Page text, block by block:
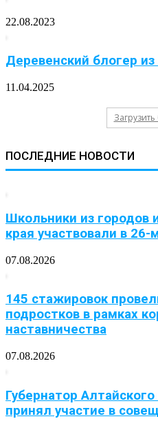
22.08.2023
Деревенский блогер из
11.04.2025
ПОСЛЕДНИЕ НОВОСТИ
Школьники из городов
края участвовали в
07.08.2026
145 стажировок
подростков в рамках
наставничества
07.08.2026
Губернатор
принял участие в